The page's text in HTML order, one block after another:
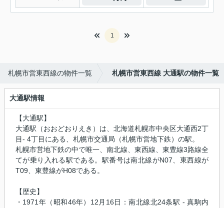
1
札幌市営東西線の物件一覧 札幌市営東西線 大通駅の物件一覧
大通駅情報
【大通駅】
大通駅（おおどおりえき）は、北海道札幌市中央区大通西2丁
目- 4丁目にある、札幌市交通局（札幌市営地下鉄）の駅。
札幌市営地下鉄の中で唯一、南北線、東西線、東豊線3路線全
てが乗り入れる駅である。駅番号は南北線がN07、東西線が
T09、東豊線がH08である。
【歴史】
・1971年（昭和46年）12月16日：南北線北24条駅 - 真駒内